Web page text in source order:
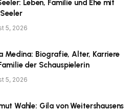
Leben, Familie und Ehe mit
5, 2026
Medina: Biografie, Alter, Karriere
der Schauspielerin
5, 2026
Wahle: Gila von Weitershausens